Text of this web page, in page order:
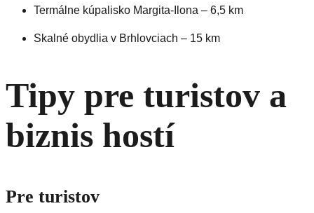
Termálne kúpalisko Margita-Ilona – 6,5 km
Skalné obydlia v Brhlovciach – 15 km
Tipy pre turistov a
biznis hostí
Pre turistov